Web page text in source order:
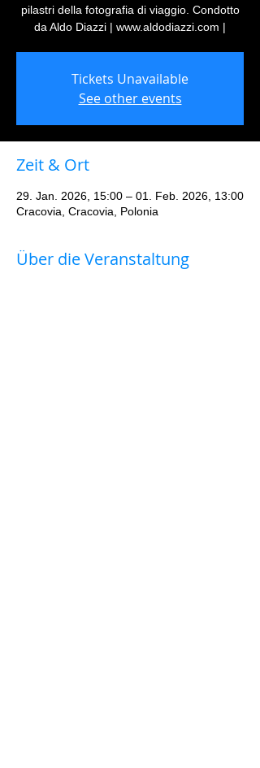
pilastri della fotografia di viaggio. Condotto
da Aldo Diazzi | www.aldodiazzi.com |
Tickets Unavailable
See other events
Zeit & Ort
29. Jan. 2026, 15:00 – 01. Feb. 2026, 13:00
Cracovia, Cracovia, Polonia
Über die Veranstaltung